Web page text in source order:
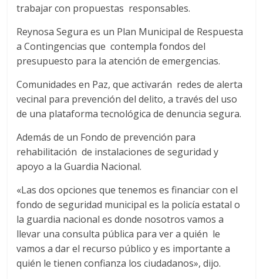
trabajar con propuestas responsables.
Reynosa Segura es un Plan Municipal de Respuesta
a Contingencias que contempla fondos del
presupuesto para la atención de emergencias.
Comunidades en Paz, que activarán redes de alerta
vecinal para prevención del delito, a través del uso
de una plataforma tecnológica de denuncia segura.
Además de un Fondo de prevención para
rehabilitación de instalaciones de seguridad y
apoyo a la Guardia Nacional.
«Las dos opciones que tenemos es financiar con el
fondo de seguridad municipal es la policía estatal o
la guardia nacional es donde nosotros vamos a
llevar una consulta pública para ver a quién le
vamos a dar el recurso público y es importante a
quién le tienen confianza los ciudadanos», dijo.